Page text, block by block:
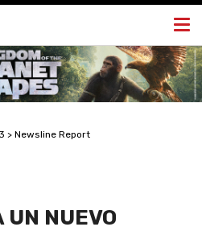
> Newsline Report
NUEVO